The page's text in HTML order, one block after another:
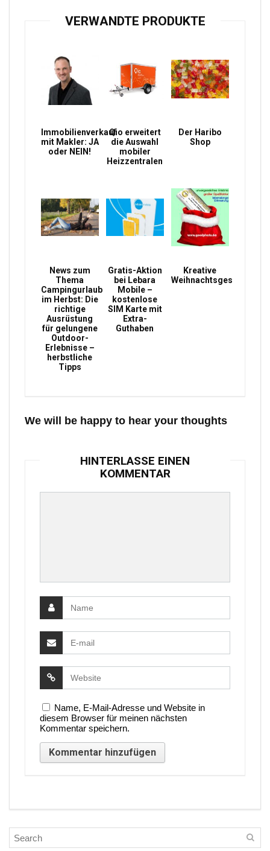
VERWANDTE PRODUKTE
Immobilienverkauf
mit Makler: JA
oder NEIN!
Qio erweitert
die Auswahl
mobiler
Heizzentralen
Der Haribo
Shop
News zum
Thema
Campingurlaub
im Herbst: Die
richtige
Ausrüstung
für gelungene
Outdoor-
Erlebnisse –
herbstliche
Tipps
Gratis-Aktion
bei Lebara
Mobile –
kostenlose
SIM Karte mit
Extra-
Guthaben
Kreative
Weihnachtsgeschenke
We will be happy to hear your thoughts
HINTERLASSE EINEN
KOMMENTAR
Name, E-Mail-Adresse und Website in
diesem Browser für meinen nächsten
Kommentar speichern.